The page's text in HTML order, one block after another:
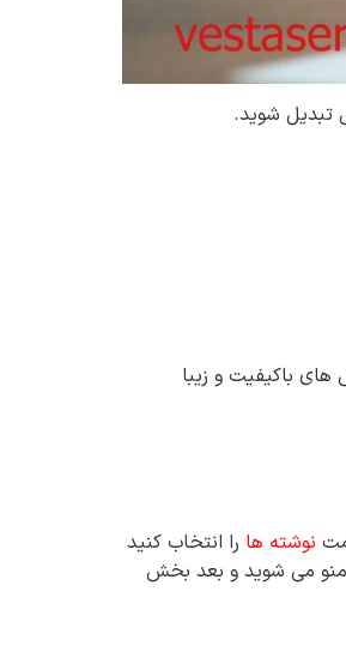
تبدیل شوید.
باکیفیت و زیبا
نوشته ها را انتخاب کنید
منو می شوید و بعد بخش